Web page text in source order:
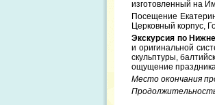
изготовленный на
Посещение
Церковный корпус,
Экскурсия по
и оригинальной
скульптуры,
ощущение
Место окончания